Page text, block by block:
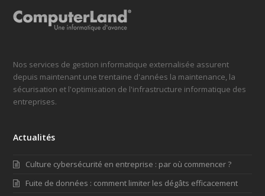
Nos services de gestion informatique externalisée assurent
depuis maintenant une trentaine d'années la maintenance, la
sécurisation et l'optimisation de l'infrastructure informatique des
entreprises.
Actualités
Culture cybersécurité en entreprise : par où commencer ?
Fuite de données : comment limiter les dégâts efficacement